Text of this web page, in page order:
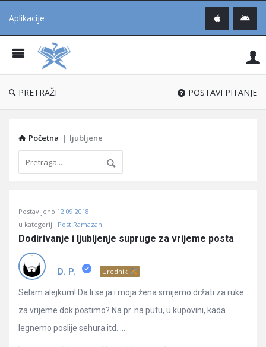
Aplikacije
®
PRETRAŽI POSTAVI PITANJE
Početna | ljubljene
Učene
Latest
Pitanja
Postavljeno 12.09.2018
u kategoriji: Post Ramazan
Dodirivanje i ljubljenje supruge za vrijeme posta
D. P. Urednik
Selam alejkum! Da li se ja i moja žena smijemo držati za ruke
za vrijeme dok postimo? Na pr. na putu, u kupovini, kada
legnemo poslije sehura itd. ...